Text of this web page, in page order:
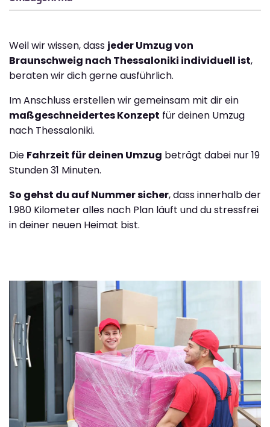
Weil wir wissen, dass jeder Umzug von
Braunschweig nach Thessaloniki individuell ist,
beraten wir dich gerne ausführlich.
Im Anschluss erstellen wir gemeinsam mit dir ein
maßgeschneidertes Konzept für deinen Umzug
nach Thessaloniki.
Die Fahrzeit für deinen Umzug beträgt dabei nur 19
Stunden 31 Minuten.
So gehst du auf Nummer sicher, dass innerhalb der
1.980 Kilometer alles nach Plan läuft und du stressfrei
in deiner neuen Heimat bist.